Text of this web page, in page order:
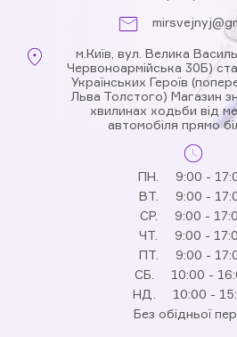
м.Київ, вул. Велика
Червоноармійська 30Б)
Українських Героїв
Льва Толстого) Магазин
хвилинах ходьби від
автомобіля прямо
ПН.
9:00 -
ВТ.
9:00 -
СР.
9:00 -
ЧТ.
9:00 -
ПТ.
9:00 -
СБ.
10:00 -
НД.
10:00 -
Без обідньої